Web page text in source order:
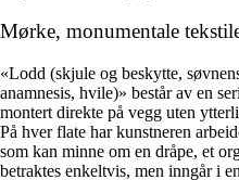
Mørke, monumentale
«Lodd (skjule og beskytte,
anamnesis, hvile)» består av en
montert direkte på vegg uten
På hver flate har kunstneren
som kan minne om en dråpe, et
betraktes enkeltvis, men inngår i